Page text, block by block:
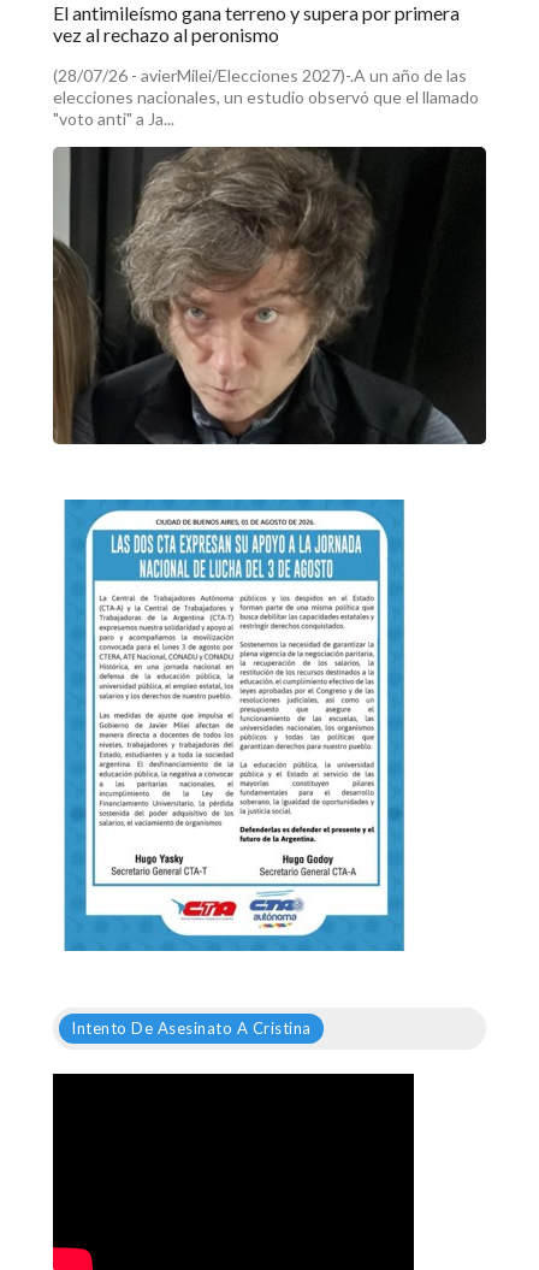
El antimileísmo gana terreno y supera por primera
vez al rechazo al peronismo
(28/07/26 - avierMilei/Elecciones 2027)-.A un año de las
elecciones nacionales, un estudio observó que el llamado
"voto anti" a Ja...
Intento De Asesinato A Cristina